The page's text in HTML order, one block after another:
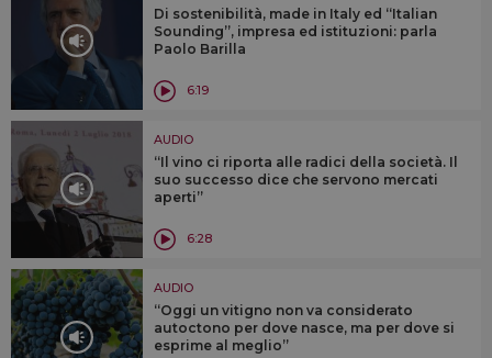
Di sostenibilità, made in Italy ed “Italian
Sounding”, impresa ed istituzioni: parla
Paolo Barilla
6:19
AUDIO
“Il vino ci riporta alle radici della società. Il
suo successo dice che servono mercati
aperti”
6:28
AUDIO
“Oggi un vitigno non va considerato
autoctono per dove nasce, ma per dove si
esprime al meglio”